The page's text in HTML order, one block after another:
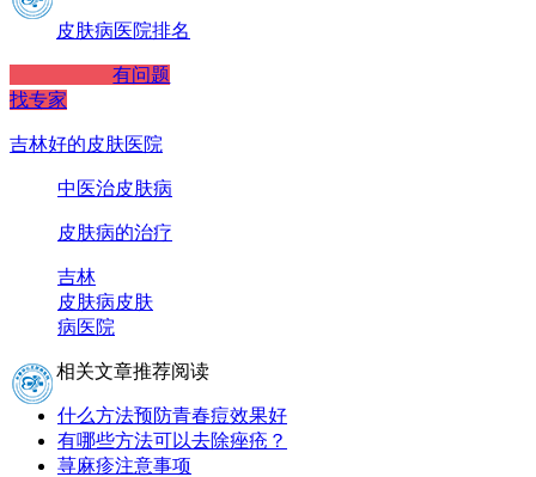
皮肤病医院排名
有问题
找专家
吉林好的皮肤医院
中医治皮肤病
皮肤病的治疗
吉林
皮肤病皮肤
病医院
相关文章推荐阅读
什么方法预防青春痘效果好
有哪些方法可以去除痤疮？
荨麻疹注意事项